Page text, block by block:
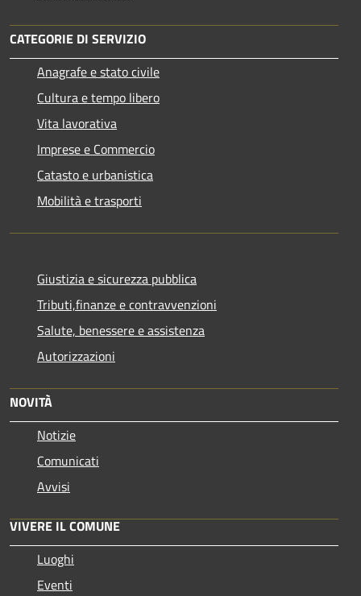
CATEGORIE DI SERVIZIO
Anagrafe e stato civile
Cultura e tempo libero
Vita lavorativa
Imprese e Commercio
Catasto e urbanistica
Mobilità e trasporti
Giustizia e sicurezza pubblica
Tributi,finanze e contravvenzioni
Salute, benessere e assistenza
Autorizzazioni
NOVITÀ
Notizie
Comunicati
Avvisi
VIVERE IL COMUNE
Luoghi
Eventi